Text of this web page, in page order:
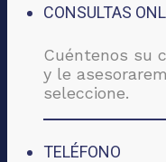
CONSULTAS
Cuéntenos su
y le
seleccione.
TELÉFONO